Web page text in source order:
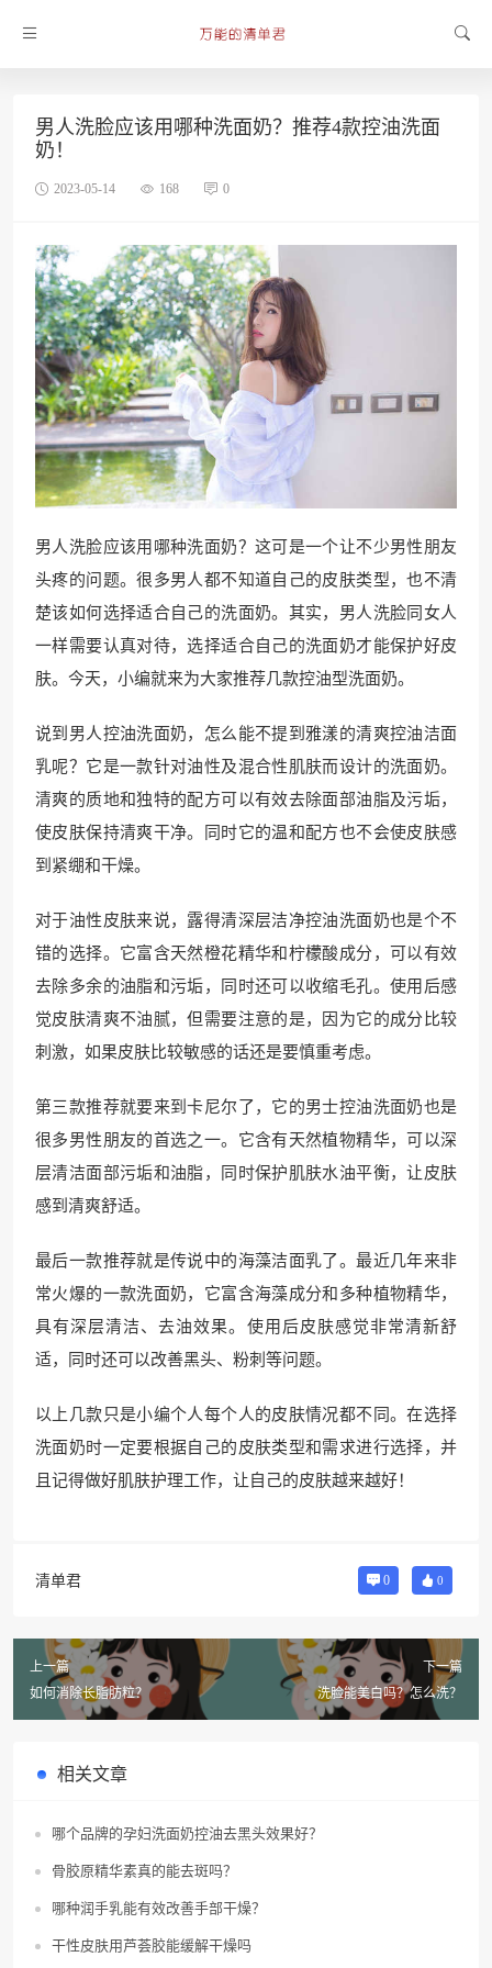
男人洗脸应该用哪种洗面奶？推荐4款控油洗面
奶！
2023-05-14 168 0
男人洗脸应该用哪种洗面奶？这可是一个让不少男性朋友
头疼的问题。很多男人都不知道自己的皮肤类型，也不清
楚该如何选择适合自己的洗面奶。其实，男人洗脸同女人
一样需要认真对待，选择适合自己的洗面奶才能保护好皮
肤。今天，小编就来为大家推荐几款控油型洗面奶。
说到男人控油洗面奶，怎么能不提到雅漾的清爽控油洁面
乳呢？它是一款针对油性及混合性肌肤而设计的洗面奶。
清爽的质地和独特的配方可以有效去除面部油脂及污垢，
使皮肤保持清爽干净。同时它的温和配方也不会使皮肤感
到紧绷和干燥。
对于油性皮肤来说，露得清深层洁净控油洗面奶也是个不
错的选择。它富含天然橙花精华和柠檬酸成分，可以有效
去除多余的油脂和污垢，同时还可以收缩毛孔。使用后感
觉皮肤清爽不油腻，但需要注意的是，因为它的成分比较
刺激，如果皮肤比较敏感的话还是要慎重考虑。
第三款推荐就要来到卡尼尔了，它的男士控油洗面奶也是
很多男性朋友的首选之一。它含有天然植物精华，可以深
层清洁面部污垢和油脂，同时保护肌肤水油平衡，让皮肤
感到清爽舒适。
最后一款推荐就是传说中的海藻洁面乳了。最近几年来非
常火爆的一款洗面奶，它富含海藻成分和多种植物精华，
具有深层清洁、去油效果。使用后皮肤感觉非常清新舒
适，同时还可以改善黑头、粉刺等问题。
以上几款只是小编个人每个人的皮肤情况都不同。在选择
洗面奶时一定要根据自己的皮肤类型和需求进行选择，并
且记得做好肌肤护理工作，让自己的皮肤越来越好！
清单君 0 0
上一篇
如何消除长脂肪粒？
下一篇
洗脸能美白吗？怎么洗？
相关文章
哪个品牌的孕妇洗面奶控油去黑头效果好？
骨胶原精华素真的能去斑吗？
哪种润手乳能有效改善手部干燥？
干性皮肤用芦荟胶能缓解干燥吗